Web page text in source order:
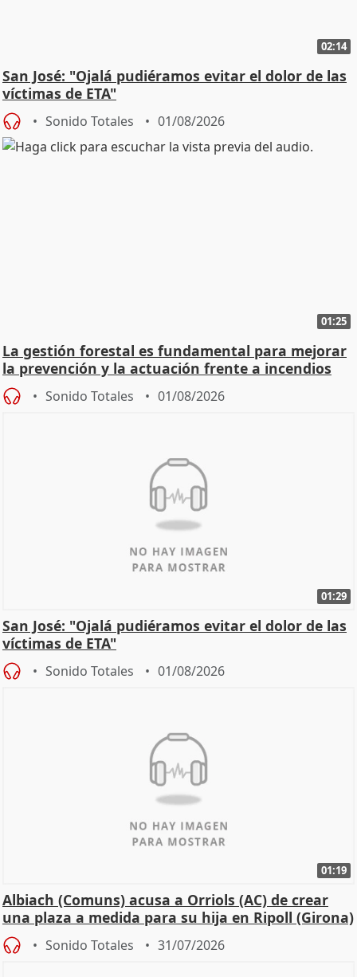
02:14
San José: "Ojalá pudiéramos evitar el dolor de las
víctimas de ETA"
Sonido Totales 01/08/2026
01:25
La gestión forestal es fundamental para mejorar
la prevención y la actuación frente a incendios
Sonido Totales 01/08/2026
01:29
San José: "Ojalá pudiéramos evitar el dolor de las
víctimas de ETA"
Sonido Totales 01/08/2026
01:19
Albiach (Comuns) acusa a Orriols (AC) de crear
una plaza a medida para su hija en Ripoll (Girona)
Sonido Totales 31/07/2026